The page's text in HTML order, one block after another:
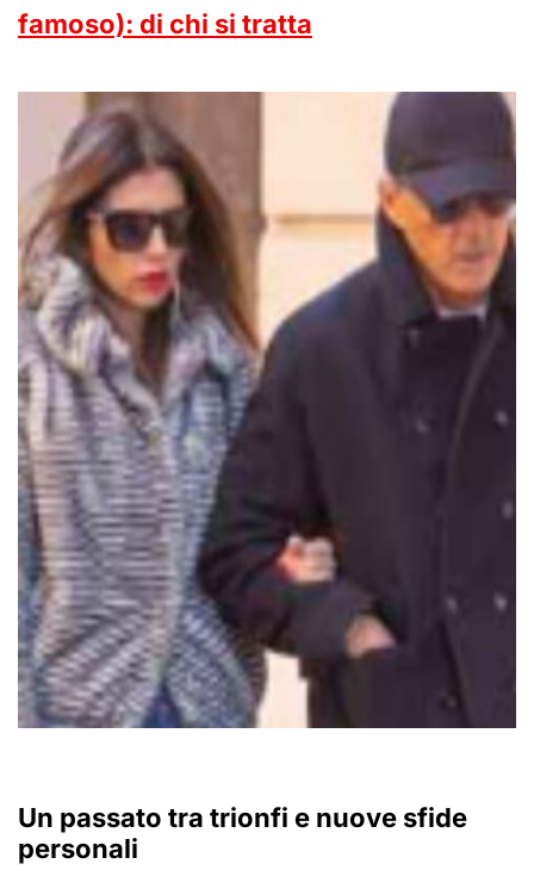
famoso): di chi si tratta
Un passato tra trionfi e nuove sfide
personali